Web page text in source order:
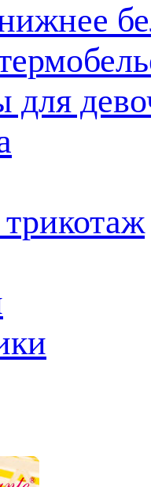
для